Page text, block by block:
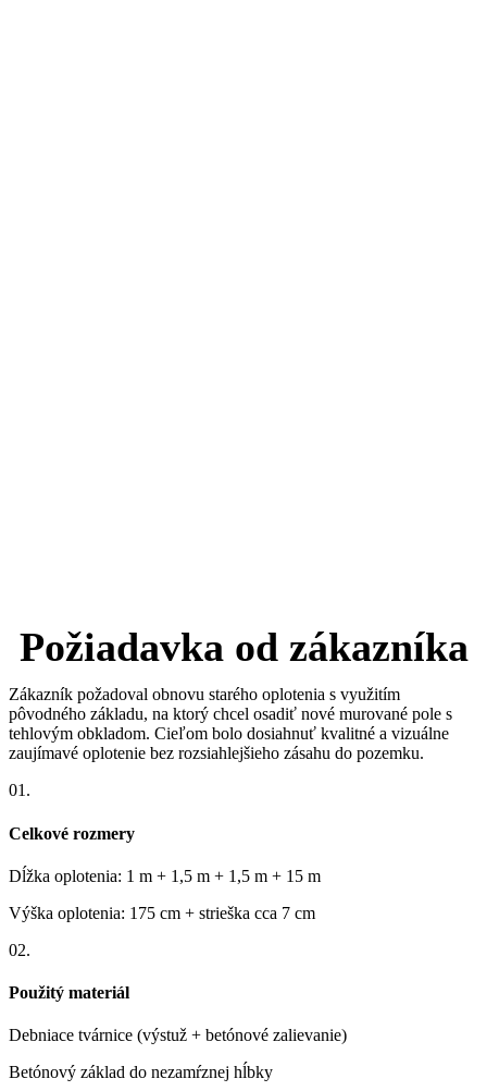
Požiadavka od zákazníka
Zákazník požadoval obnovu starého oplotenia s využitím
pôvodného základu, na ktorý chcel osadiť nové murované pole s
tehlovým obkladom. Cieľom bolo dosiahnuť kvalitné a vizuálne
zaujímavé oplotenie bez rozsiahlejšieho zásahu do pozemku.
01.
Celkové rozmery
Dĺžka oplotenia: 1 m + 1,5 m + 1,5 m + 15 m
Výška oplotenia: 175 cm + strieška cca 7 cm
02.
Použitý materiál
Debniace tvárnice (výstuž + betónové zalievanie)
Betónový základ do nezamŕznej hĺbky